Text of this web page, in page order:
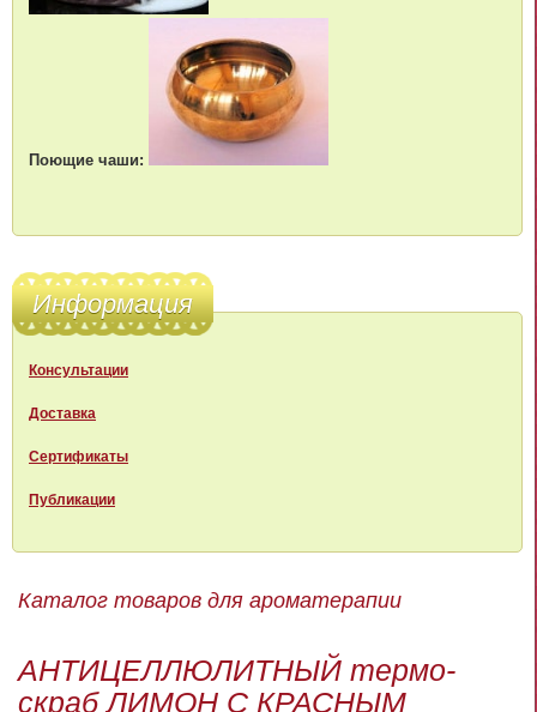
Поющие чаши:
Информация
Консультации
Доставка
Сертификаты
Публикации
Каталог товаров для ароматерапии
АНТИЦЕЛЛЮЛИТНЫЙ термо-
скраб ЛИМОН С КРАСНЫМ